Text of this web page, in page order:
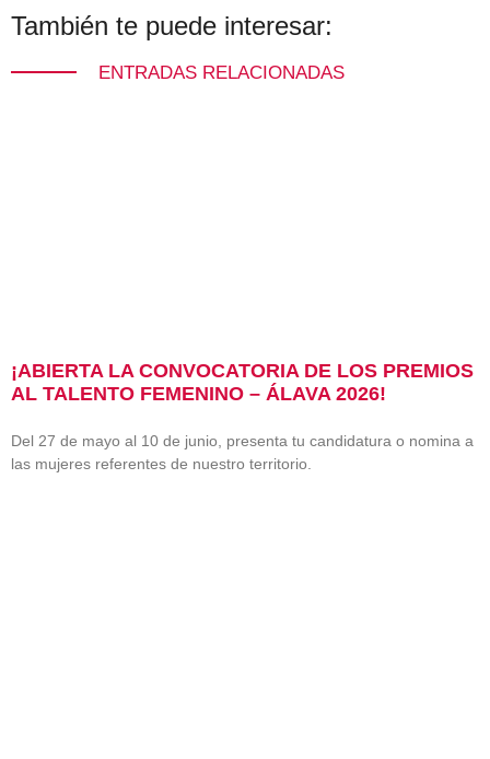
También te puede interesar:
ENTRADAS RELACIONADAS
¡ABIERTA LA CONVOCATORIA DE LOS PREMIOS
AL TALENTO FEMENINO – ÁLAVA 2026!
Del 27 de mayo al 10 de junio, presenta tu candidatura o nomina a
las mujeres referentes de nuestro territorio.